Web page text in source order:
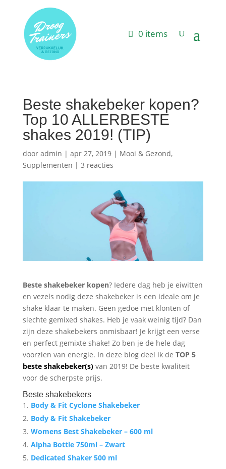
0 items
Beste shakebeker kopen?
Top 10 ALLERBESTE
shakes 2019! (TIP)
door admin | apr 27, 2019| Mooi & Gezond,
Supplementen | 3 reacties
Beste shakebeker kopen? Iedere dag heb je eiwitten
en vezels nodig deze shakebeker is een ideale om je
shake klaar te maken. Geen gedoe met klonten of
slechte gemixed shakes. Heb je vaak weinig tijd? Dan
zijn deze shakebekers onmisbaar! Je krijgt een verse
en perfect gemixte shake! Zo ben je de hele dag
voorzien van energie. In deze blog deel ik de TOP 5
beste shakebeker(s)van 2019! De beste kwaliteit
voor de scherpste prijs.
Beste shakebekers
Body & Fit Cyclone Shakebeker
Body & Fit Shakebeker
Womens Best Shakebeker – 600 ml
Alpha Bottle 750ml – Zwart
Dedicated Shaker 500 ml